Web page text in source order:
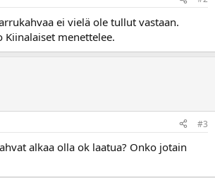
ei vielä ole tullut vastaan.
menettelee.
#3
alkaa olla ok laatua? Onko jotain